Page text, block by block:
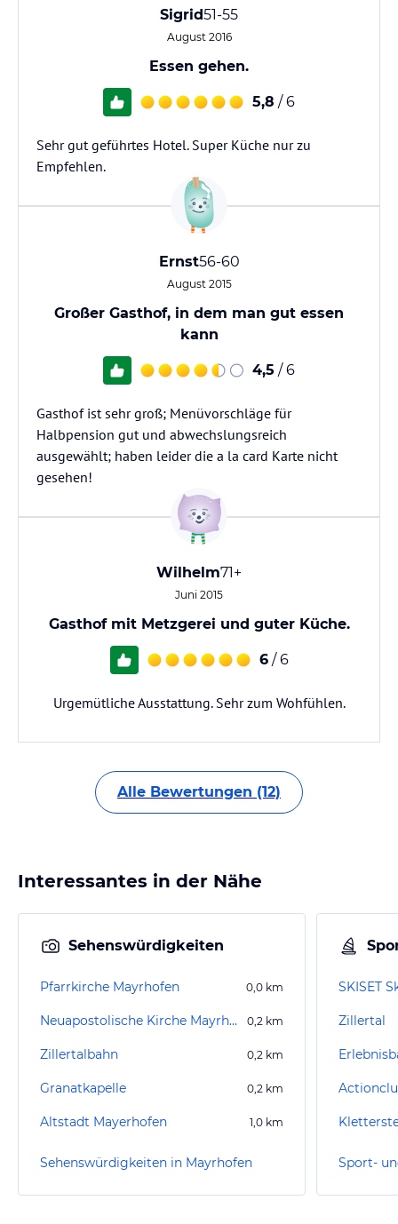
Sigrid51-55
August 2016
Essen gehen.
5,8 / 6
Sehr gut geführtes Hotel. Super Küche nur zu
Empfehlen.
Ernst56-60
August 2015
Großer Gasthof, in dem man gut essen
kann
4,5 / 6
Gasthof ist sehr groß; Menüvorschläge für
Halbpension gut und abwechslungsreich
ausgewählt; haben leider die a la card Karte nicht
gesehen!
Wilhelm71+
Juni 2015
Gasthof mit Metzgerei und guter Küche.
6 / 6
Urgemütliche Ausstattung. Sehr zum Wohfühlen.
Alle Bewertungen (12)
Interessantes in der Nähe
Sehenswürdigkeiten
Pfarrkirche Mayrhofen 0,0 km
Neuapostolische Kirche Mayrhofen 0,2 km
Zillertalbahn 0,2 km
Granatkapelle 0,2 km
Altstadt Mayerhofen 1,0 km
Sehenswürdigkeiten in Mayrhofen
SKISET
Zillertal